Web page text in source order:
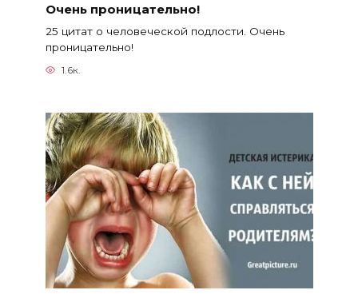
Очень проницательно!
25 цитат о человеческой подлости. Очень
проницательно!
1.6к.